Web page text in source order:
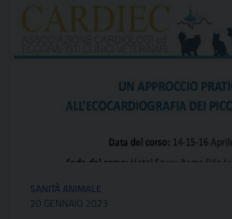
SANITÀ ANIMALE
20 GENNAIO 2023